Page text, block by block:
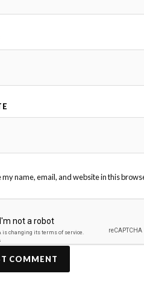
my name, email, and website in this